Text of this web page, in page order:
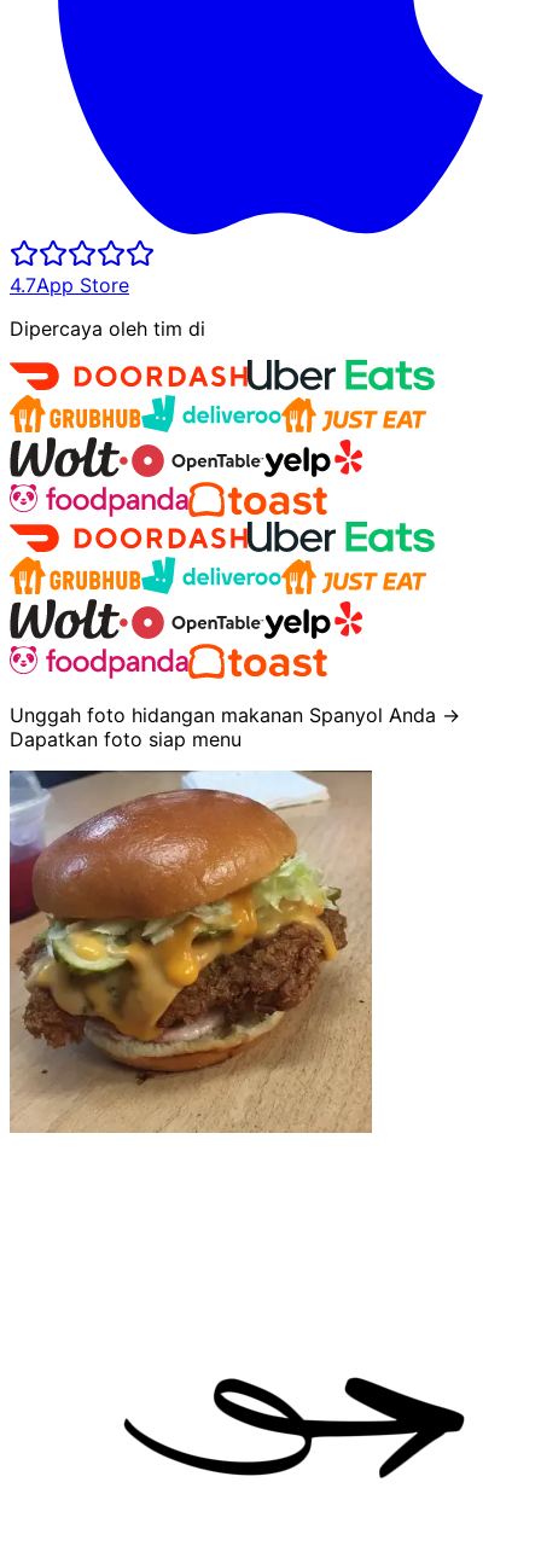
4.7App Store
Dipercaya oleh tim di
Unggah foto hidangan makanan Spanyol Anda →
Dapatkan foto siap menu